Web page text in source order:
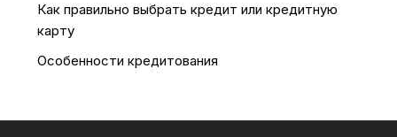
Как правильно выбрать кредит или кредитную
карту
Особенности кредитования